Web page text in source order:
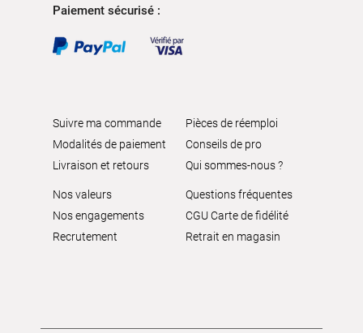
Paiement sécurisé :
Suivre ma commande
Modalités de paiement
Livraison et retours
Pièces de réemploi
Conseils de pro
Qui sommes-nous ?
Nos valeurs
Nos engagements
Recrutement
Questions fréquentes
CGU Carte de fidélité
Retrait en magasin